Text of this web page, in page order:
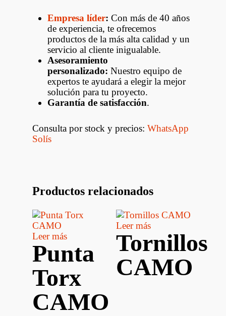
Empresa líder: Con más de 40 años
de experiencia, te ofrecemos
productos de la más alta calidad y un
servicio al cliente inigualable.
Asesoramiento
personalizado: Nuestro equipo de
expertos te ayudará a elegir la mejor
solución para tu proyecto.
Garantía de satisfacción.
Consulta por stock y precios: WhatsApp
Solís
Productos relacionados
Leer más
Punta
Torx
CAMO
Leer más
Tornillos
CAMO